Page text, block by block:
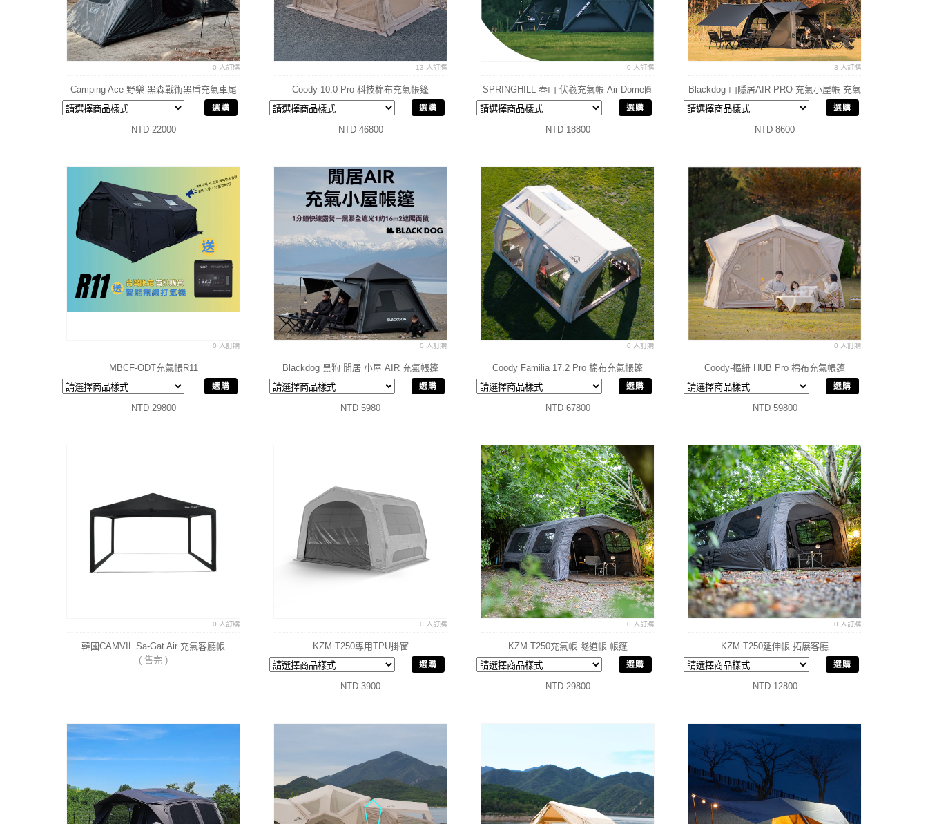
0 人訂購
Camping Ace 野樂-黑森戰術黑盾充氣車尾
帳 充氣帳 帳篷
選購
NTD 22000
13 人訂購
Coody-10.0 Pro 科技棉布充氣帳篷
選購
NTD 46800
0 人訂購
SPRINGHILL 春山 伏羲充氣帳 Air Dome圓
頂充氣帳篷
選購
NTD 18800
3 人訂購
Blackdog-山隱居AIR PRO-充氣小屋帳 充氣
帳
選購
NTD 8600
0 人訂購
MBCF-ODT充氣帳R11
選購
NTD 29800
0 人訂購
Blackdog 黑狗 閒居 小屋 AIR 充氣帳篷
選購
NTD 5980
0 人訂購
Coody Familia 17.2 Pro 棉布充氣帳篷
選購
NTD 67800
0 人訂購
Coody-樞紐 HUB Pro 棉布充氣帳篷
選購
NTD 59800
0 人訂購
韓國CAMVIL Sa-Gat Air 充氣客廳帳
( 售完 )
0 人訂購
KZM T250專用TPU掛窗
選購
NTD 3900
0 人訂購
KZM T250充氣帳 隧道帳 帳篷
選購
NTD 29800
0 人訂購
KZM T250延伸帳 拓展客廳
選購
NTD 12800